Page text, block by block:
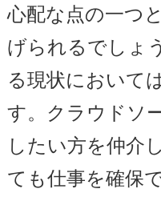
心配な点の一つ
げられるでしょ
る現状において
す。クラウドソ
したい方を仲介
ても仕事を確保